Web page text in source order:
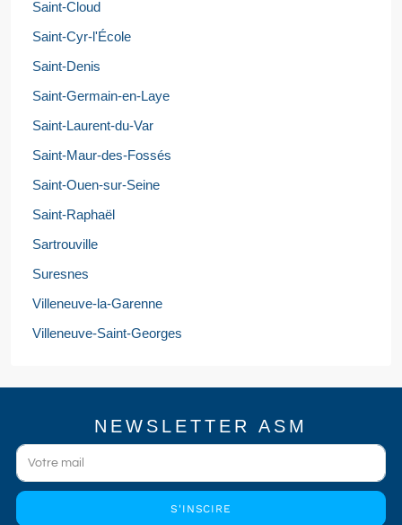
Saint-Cloud
Saint-Cyr-l'École
Saint-Denis
Saint-Germain-en-Laye
Saint-Laurent-du-Var
Saint-Maur-des-Fossés
Saint-Ouen-sur-Seine
Saint-Raphaël
Sartrouville
Suresnes
Villeneuve-la-Garenne
Villeneuve-Saint-Georges
NEWSLETTER ASM
S'INSCIRE